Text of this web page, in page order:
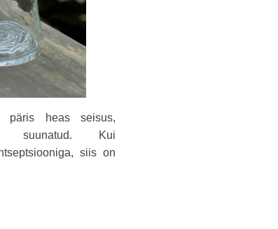
päris heas seisus,
suunatud. Kui
siis on